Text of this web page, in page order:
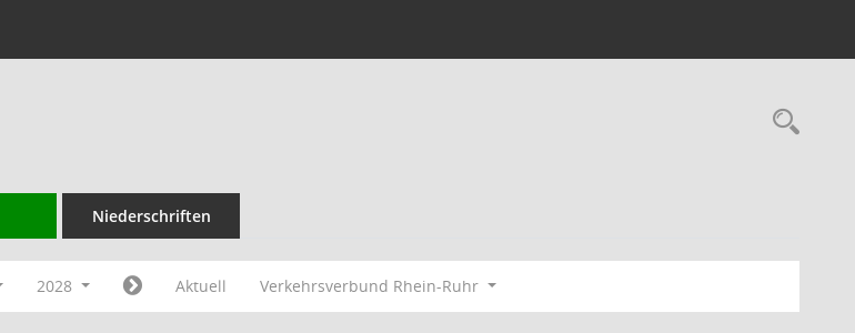
Niederschriften
2028 Aktuell Verkehrsverbund Rhein-Ruhr